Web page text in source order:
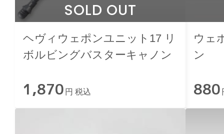
SOLD OUT
ヘヴィウェポンユニット17 リ
ボルビングバスターキャノン
1,870 円 税込
ウェ
ン
880